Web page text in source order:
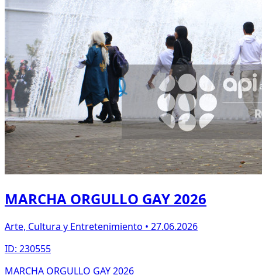
MARCHA ORGULLO GAY 2026
Arte, Cultura y Entretenimiento • 27.06.2026
ID: 230555
MARCHA ORGULLO GAY 2026